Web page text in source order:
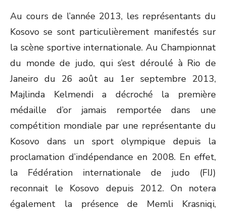
Au cours de l’année 2013, les représentants du
Kosovo se sont particulièrement manifestés sur
la scène sportive internationale. Au Championnat
du monde de judo, qui s’est déroulé à Rio de
Janeiro du 26 août au 1er septembre 2013,
Majlinda Kelmendi a décroché la première
médaille d’or jamais remportée dans une
compétition mondiale par une représentante du
Kosovo dans un sport olympique depuis la
proclamation d’indépendance en 2008. En effet,
la Fédération internationale de judo (FIJ)
reconnait le Kosovo depuis 2012. On notera
également la présence de Memli Krasniqi,